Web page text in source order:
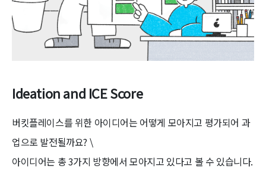
Ideation and ICE Score
버킷플레이스를 위한 아이디어는 어떻게 모아지고 평가되어 과
업으로 발전될까요? \
아이디어는 총 3가지 방향에서 모아지고 있다고 볼 수 있습니다.